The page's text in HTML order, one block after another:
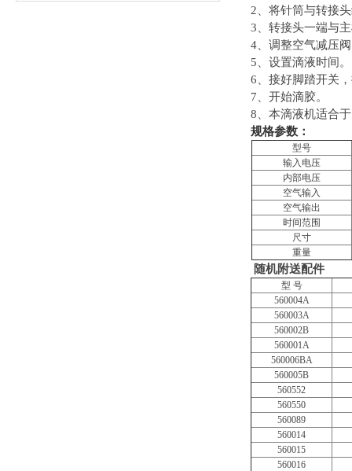
2 、将针筒与转接
3 、转接头一端与
4 、调整空气减压
5 、设置滴液时间。
6 、接好脚踏开关
7 、开始滴胶。
8 、本滴液机适合
规格参数：
型号
输入电压
内部电压
空气输入
空气输出
时间范围
尺寸
重量
随机附送配件
型 号
560004A
560003A
560002B
560001A
560006BA
560005B
560552
560550
560089
560014
560015
560016